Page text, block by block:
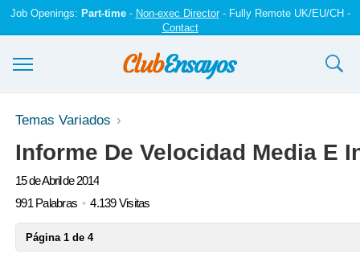
Job Openings: Part-time- Non-exec Director- Fully Remote UK/EU/CH -
Contact
Ensayos y trabajos
Registrarse
Iniciar sesión
Temas Variados
Informe De Velocidad Media E
15 de Abril de 2014
991 Palabras
4.139 Visitas
Página 1 de 4